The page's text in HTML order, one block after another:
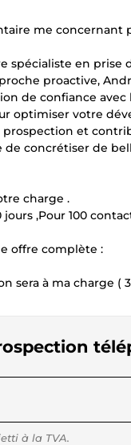
me concernant
spécialiste en
proactive,
de confiance
optimiser votre
et
de concrétiser de
charge .
jours ,Pour 100
offre complète :
sera à ma charge (
$US
à la TVA.